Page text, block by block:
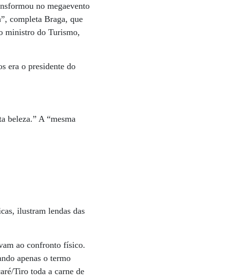
no megaevento
completa Braga, que
ministro do Turismo,
era o presidente do
beleza.” A “mesma
ilustram lendas das
ao confronto físico.
apenas o termo
Tiro toda a carne de